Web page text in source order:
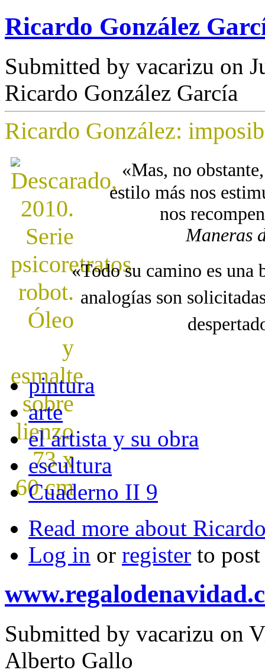
Ricardo González
Submitted by vacarizu on
Ricardo González García
Ricardo González:
«Mas, no
estilo más nos
nos
Maneras
«Todo su camino es una
analogías son
pintura
arte
el artista y su obra
escultura
Cuaderno II 9
Read more about
Log in or register to
Submitted by vacarizu on
Alberto Gallo